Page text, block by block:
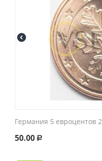
Германия 5 евроцентов
50.00 Р